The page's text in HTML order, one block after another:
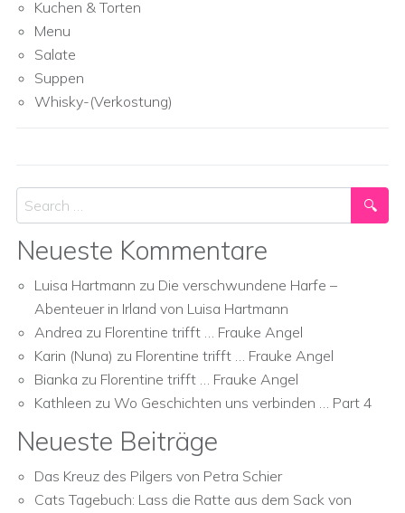
Kuchen & Torten
Menu
Salate
Suppen
Whisky-(Verkostung)
Search
Neueste Kommentare
Luisa Hartmann zu Die verschwundene Harfe –
Abenteuer in Irland von Luisa Hartmann
Andrea zu Florentine trifft … Frauke Angel
Karin (Nuna) zu Florentine trifft … Frauke Angel
Bianka zu Florentine trifft … Frauke Angel
Kathleen zu Wo Geschichten uns verbinden … Part 4
Neueste Beiträge
Das Kreuz des Pilgers von Petra Schier
Cats Tagebuch: Lass die Ratte aus dem Sack von